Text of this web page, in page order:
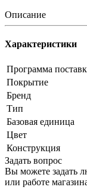
Описание
Характеристики
Программа
Покрытие
Бренд
Тип
Базовая единица
Цвет
Конструкция
Задать вопрос
Вы можете задать
или работе